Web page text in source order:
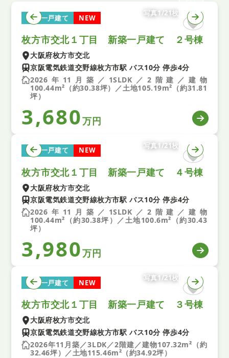
新築一戸建て NEW
写真1/21枚
枚方市交北１丁目 新築一戸建て ２号棟
大阪府枚方市交北
京阪電気鉄道交野線枚方市駅 バス10分 停歩4分
2026年11月築／1SLDK／2階建／建物
100.44m²（約30.38坪）／土地105.19m²（約31.81
坪）
3,680万円
新築一戸建て NEW
写真1/21枚
枚方市交北１丁目 新築一戸建て ４号棟
大阪府枚方市交北
京阪電気鉄道交野線枚方市駅 バス10分 停歩4分
2026年11月築／1SLDK／2階建／建物
100.44m²（約30.38坪）／土地100.6m²（約30.43
坪）
3,980万円
新築一戸建て NEW
写真1/21枚
枚方市交北１丁目 新築一戸建て ３号棟
大阪府枚方市交北
京阪電気鉄道交野線枚方市駅 バス10分 停歩4分
2026年11月築／3LDK／2階建／建物107.32m²（約
32.46坪）／土地115.46m²（約34.92坪）